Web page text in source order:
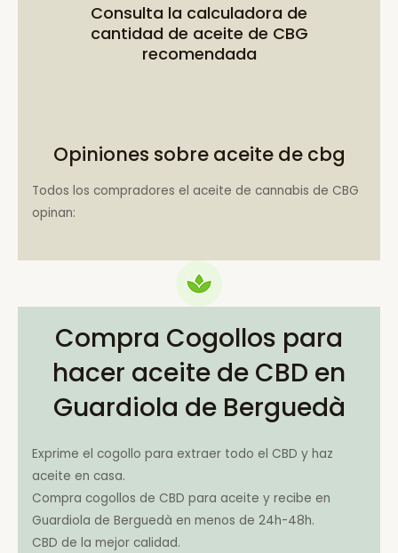
Consulta la calculadora de
cantidad de aceite de CBG
recomendada
Opiniones sobre aceite de cbg
Todos los compradores el aceite de cannabis de CBG
opinan:
Compra Cogollos para
hacer aceite de CBD en
Guardiola de Berguedà
Exprime el cogollo para extraer todo el CBD y haz
aceite en casa.
Compra cogollos de CBD para aceite y recibe en
Guardiola de Berguedà en menos de 24h-48h.
CBD de la mejor calidad.